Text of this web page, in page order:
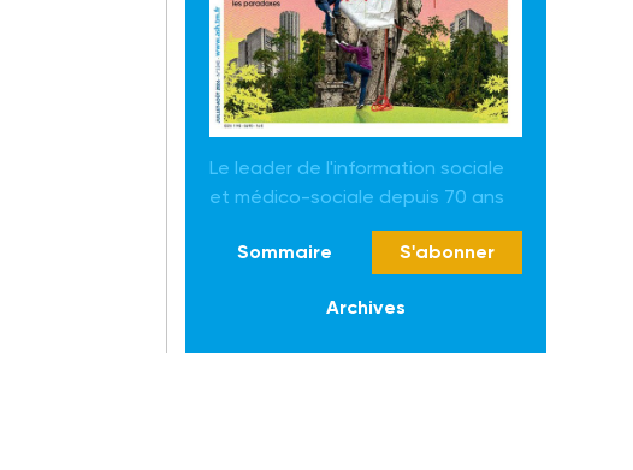
Le leader de l'information sociale
et médico-sociale depuis 70 ans
Sommaire S'abonner
Archives